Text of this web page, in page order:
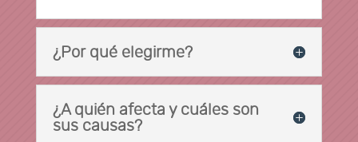
¿Por qué elegirme?
¿A quién afecta y cuáles son
sus causas?